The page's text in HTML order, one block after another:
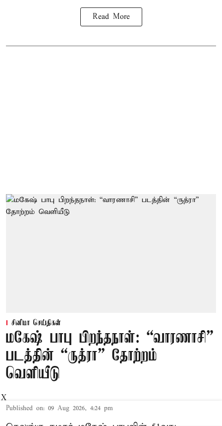
Read More
சினிமா செய்திகள்
மகேஷ் பாபு பிறந்தநாள்: “வாரணாசி”
படத்தின் “ருத்ரா” தோற்றம்
வெளியீடு
Published on: 09 Aug 2026, 4:24 pm
X